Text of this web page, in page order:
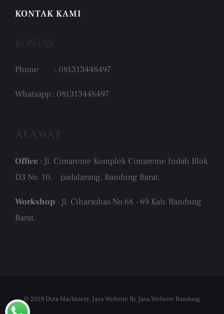
KONTAK KAMI
Phone : 081313448497
Whatsapp : 081313448497
Office : Jl. Cimareme Komplek Cimareme Indah Blok
D3 No. 10, padalarang, Bandung Barat.
Workshop : Jl. Ciharashas No.68 - 69 Kab. Bandung
Barat.
© 2019 Duta Machinery, Jasa Website By Jasa Website Bandung